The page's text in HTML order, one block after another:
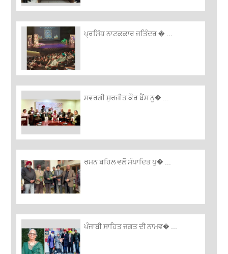
ਪ੍ਰਸਿੱਧ ਨਾਟਕਕਾਰ ਜਤਿੰਦਰ � ...
ਸਵਰਗੀ ਸੁਰਜੀਤ ਕੌਰ ਬੈਂਸ ਨੂ� ...
ਰਮਨ ਬਹਿਲ ਵਲੋਂ ਸੰਪਾਦਿਤ ਪੁ� ...
ਪੰਜਾਬੀ ਸਾਹਿਤ ਜਗਤ ਦੀ ਨਾਮਵ� ...